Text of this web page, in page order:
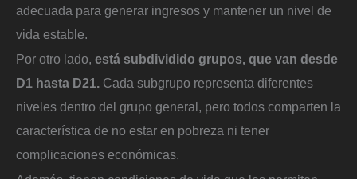
adecuada para generar ingresos y mantener un nivel de
vida estable.
Por otro lado, está subdividido grupos, que van desde
D1 hasta D21. Cada subgrupo representa diferentes
niveles dentro del grupo general, pero todos comparten la
característica de no estar en pobreza ni tener
complicaciones económicas.